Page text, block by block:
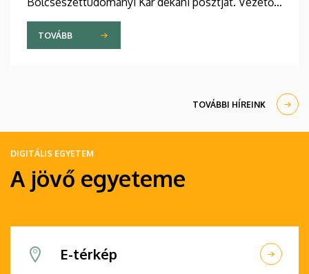
stratégiájában fontos szerepet szán a kar
hagyományainak, a bölcsészképzés klasszikus
normáinak megőrzésének, egyben reagálva a
TOVÁBB
TOVÁBBI HÍREINK
DIGITÁLIS EGYETEM
A jövő egyeteme
E-térkép